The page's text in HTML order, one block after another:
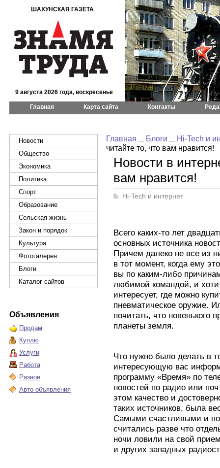
ШАХУНСКАЯ ГАЗЕТА
9 августа 2026 года, воскресенье
Главная Карта сайта Контакты
Новости
Общество
Экономика
Политика
Спорт
Образование
Сельская жизнь
Закон и порядок
Культура
Фотогалерея
Блоги
Каталог сайтов
Объявления
Продам
Куплю
Услуги
Работа
Разное
Авто-объявления
Главная Блоги
Hi-Tech и
читайте то, что вам нравится!
Новости в
вам нравится!
Hi-Tech и интернет
Всего каких-то лет
основных источника
Причем далеко не все из
в тот момент, когда ему
вы по каким-либо
любимой командой, и
интересует, где можно
пневматическое оружие.
почитать, что новенького
планеты земля.
Что нужно было делать в
интересующую вас
программу «Время» по
новостей по радио или
этом качество и
таких источников, была
Самыми счастливыми и
считались разве что
ночи ловили на свой
и других западных